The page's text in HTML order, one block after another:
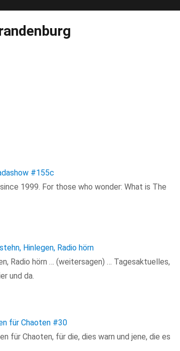
#155c
1999. For those who wonder: What is The
Hinlegen, Radio hörn
Radio hörn … (weitersagen) … Tagesaktuelles,
und da.
für Chaoten #30
für Chaoten, für die, dies warn und jene, die es